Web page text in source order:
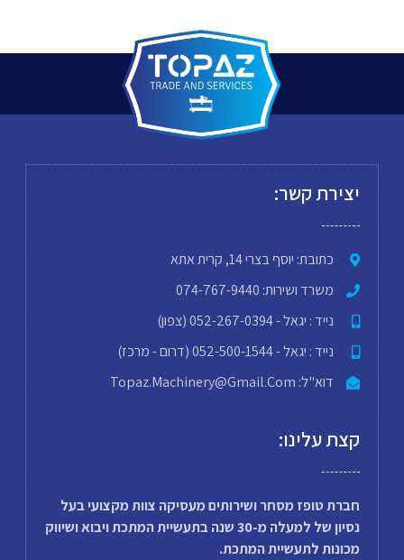
יצירת קשר:
כתובת: יוסף בצרי 14, קרית אתא
משרד ושירות: 074-767-9440
נייד : יגאל - 052-267-0394 (צפון)
נייד : יגאל - 052-500-1544 (דרום - מרכז)
דוא"ל: Topaz.machinery@gmail.com
קצת עלינו:
חברת טופז מסחר ושירותים מעסיקה צוות מקצועי בעל
נסיון של למעלה מ-30 שנה בתעשיית המתכת ויבוא ושיווק
מכונות לתעשיית המתכת.